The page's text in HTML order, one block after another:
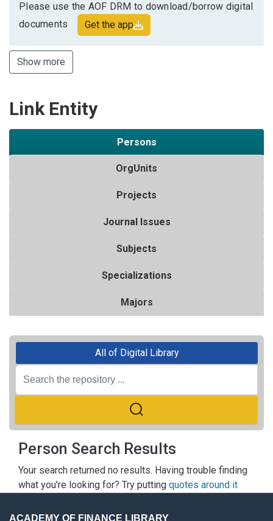
Please use the AOF DRM to download/borrow digital
documents
Get the app
Show more
Link Entity
Persons
OrgUnits
Projects
Journal Issues
Subjects
Specializations
Majors
All of Digital Library
Person Search Results
Your search returned no results. Having trouble finding
what you're looking for? Try putting quotes around it
ACADEMY OF FINANCE LIBRARY